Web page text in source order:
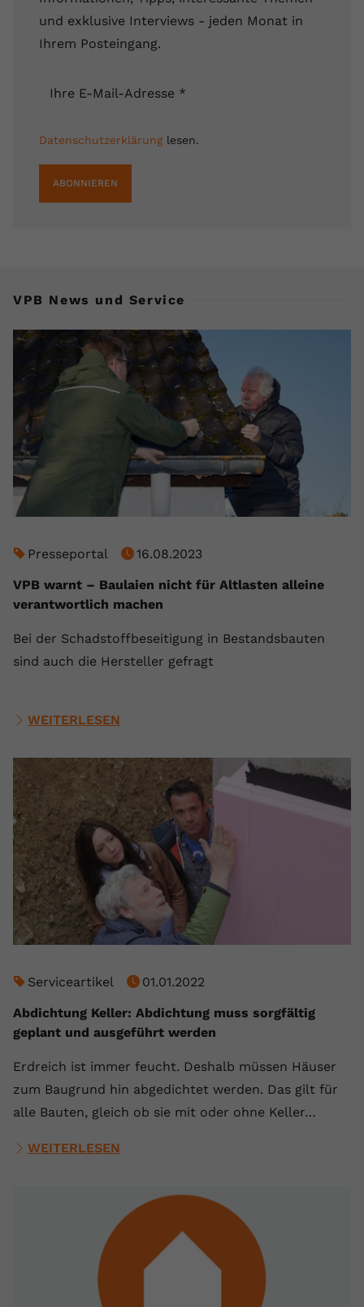
und exklusive Interviews - jeden Monat in
Ihrem Posteingang.
Ihre E-Mail-Adresse *
Datenschutzerklärunglesen.
ABONNIEREN
VPB News und Service
Presseportal
16.08.2023
VPB warnt – Baulaien nicht für Altlasten alleine
verantwortlich machen
Bei der Schadstoffbeseitigung in Bestandsbauten
sind auch die Hersteller gefragt
WEITERLESEN
Serviceartikel
01.01.2022
Abdichtung Keller: Abdichtung muss sorgfältig
geplant und ausgeführt werden
Erdreich ist immer feucht. Deshalb müssen Häuser
zum Baugrund hin abgedichtet werden. Das gilt für
alle Bauten, gleich ob sie mit oder ohne Keller…
WEITERLESEN
Zweck
Daten darüber zu speichern, welche
Videos von YouTube der Nutzer
Laufzeit Session